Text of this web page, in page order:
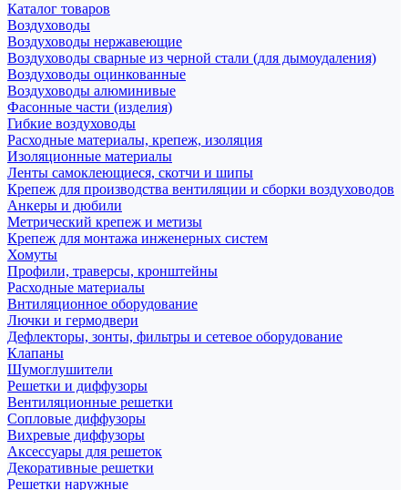
Каталог товаров
Воздуховоды
Воздуховоды нержавеющие
Воздуховоды сварные из черной стали (для дымоудаления)
Воздуховоды оцинкованные
Воздуховоды алюминивые
Фасонные части (изделия)
Гибкие воздуховоды
Расходные материалы, крепеж, изоляция
Изоляционные материалы
Ленты самоклеющиеся, скотчи и шипы
Крепеж для производства вентиляции и сборки воздуховодов
Анкеры и дюбили
Метрический крепеж и метизы
Крепеж для монтажа инженерных систем
Хомуты
Профили, траверсы, кронштейны
Расходные материалы
Внтиляционное оборудование
Лючки и гермодвери
Дефлекторы, зонты, фильтры и сетевое оборудование
Клапаны
Шумоглушители
Решетки и диффузоры
Вентиляционные решетки
Сопловые диффузоры
Вихревые диффузоры
Аксессуары для решеток
Декоративные решетки
Решетки наружные